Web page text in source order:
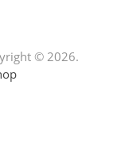
© 2026.